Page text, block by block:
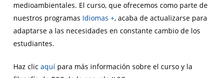
medioambientales. El curso, que ofrecemos como parte de
nuestros programas Idiomas +, acaba de actualizarse para
adaptarse a las necesidades en constante cambio de los
estudiantes.
Haz clic aquípara más información sobre el curso y la